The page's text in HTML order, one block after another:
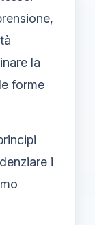
la
forme
i